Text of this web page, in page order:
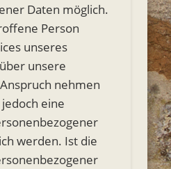
Daten möglich.
Person
unseres
unsere
nehmen
eine
werden. Ist die